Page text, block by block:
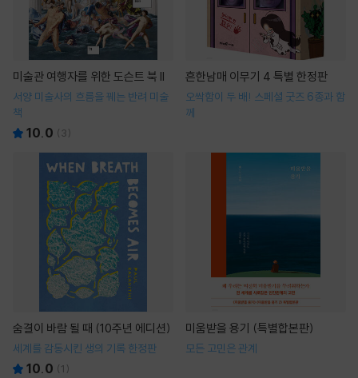
미술관 여행자를 위한 도슨트 북 II
서양 미술사의 흐름을 꿰는 반려 미술
책
10.0 ( 3)
흔한남매 이무기 4 특별 한정판
오싹함이 두 배! 스페셜 굿즈 6종과 함
께
숨결이 바람 될 때 (10주년 에디션)
세계를 감동시킨 생의 기록 한정판
10.0 (1 )
미움받을 용기 (특별합본판)
모든 고민은 관계